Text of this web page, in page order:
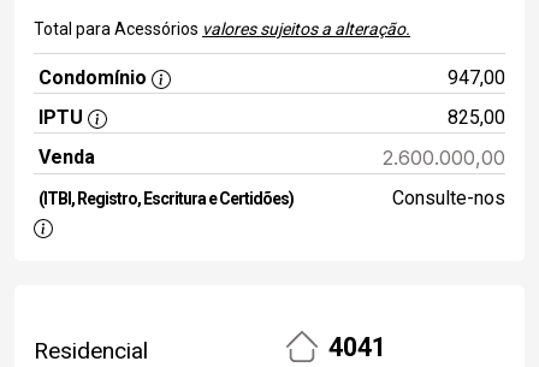
Total para Acessórios valores sujeitos a alteração.
Condomínio
947,00
IPTU
825,00
Venda
2.600.000,00
(ITBI, Registro, Escritura e Certidões) Consulte-nos
Residencial 4041